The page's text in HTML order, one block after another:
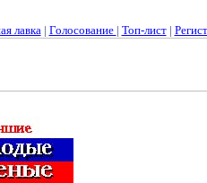
лавка| Голосование | Топ-лист|